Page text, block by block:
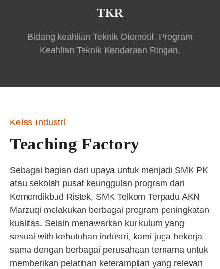
TKR
Bidang keahlian Teknik Otomotif, Program
Keahlian Teknik Kendaraan Ringan.
Kelas Industri
Teaching Factory
Sebagai bagian dari upaya untuk menjadi SMK PK
atau sekolah pusat keunggulan program dari
Kemendikbud Ristek, SMK Telkom Terpadu AKN
Marzuqi melakukan berbagai program peningkatan
kualitas. Selain menawarkan kurikulum yang
sesuai with kebutuhan industri, kami juga bekerja
sama dengan berbagai perusahaan ternama untuk
memberikan pelatihan keterampilan yang relevan